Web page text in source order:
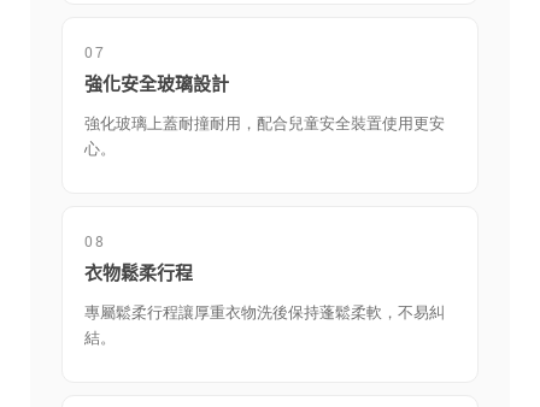
07
強化安全玻璃設計
強化玻璃上蓋耐撞耐用，配合兒童安全裝置使用更安
心。
08
衣物鬆柔行程
專屬鬆柔行程讓厚重衣物洗後保持蓬鬆柔軟，不易糾
結。